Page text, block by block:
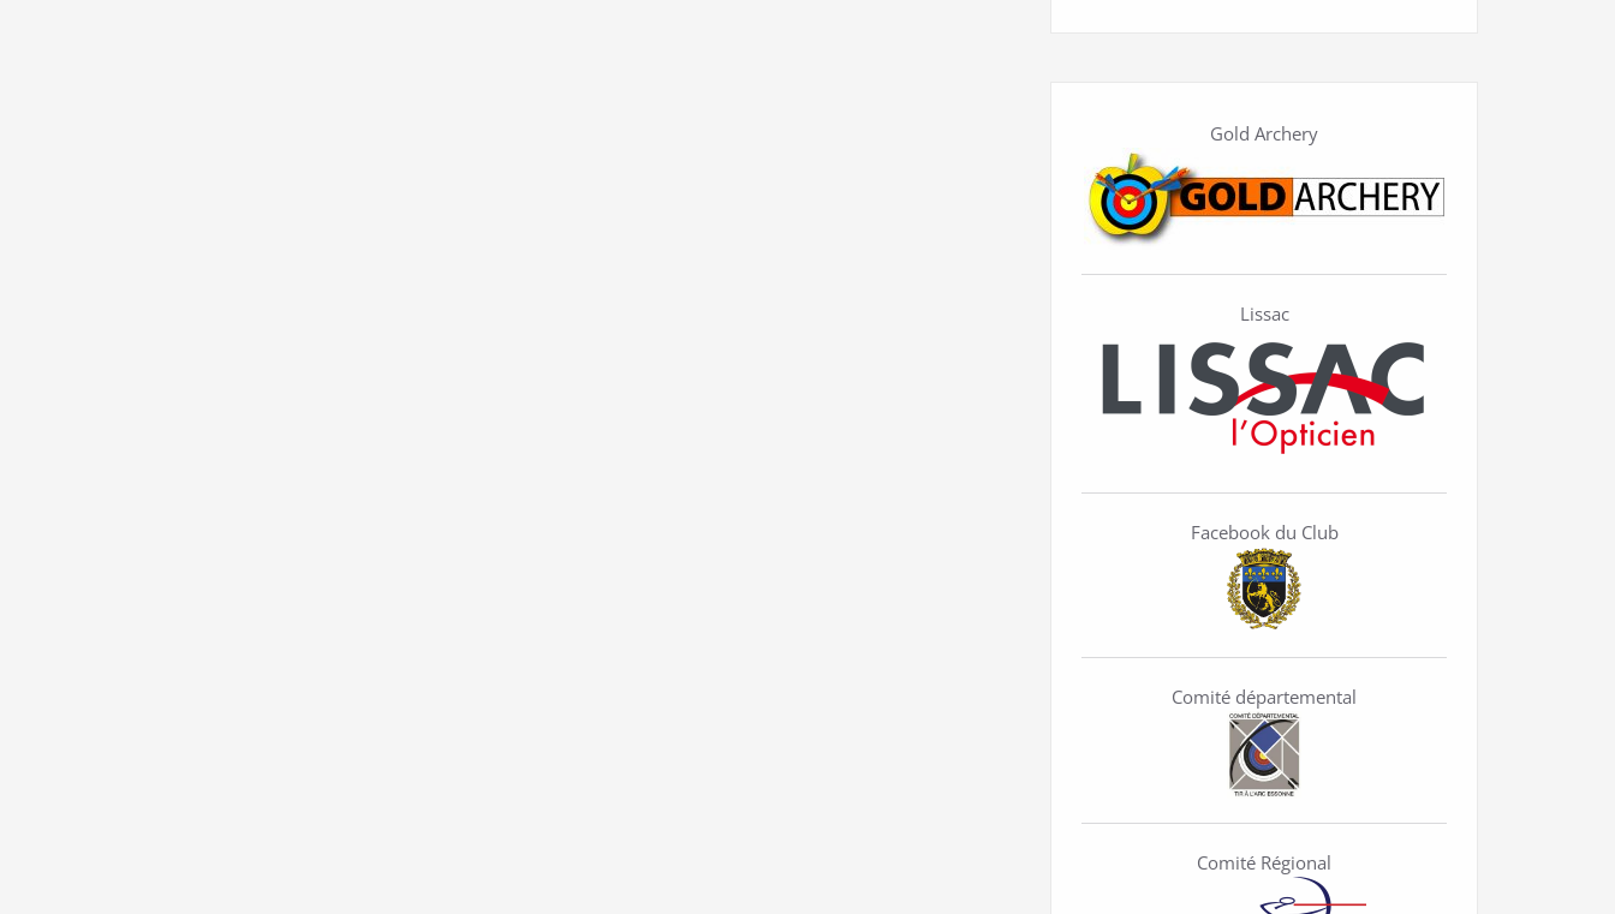
Gold Archery
Lissac
Facebook du Club
Comité départemental
Comité Régional